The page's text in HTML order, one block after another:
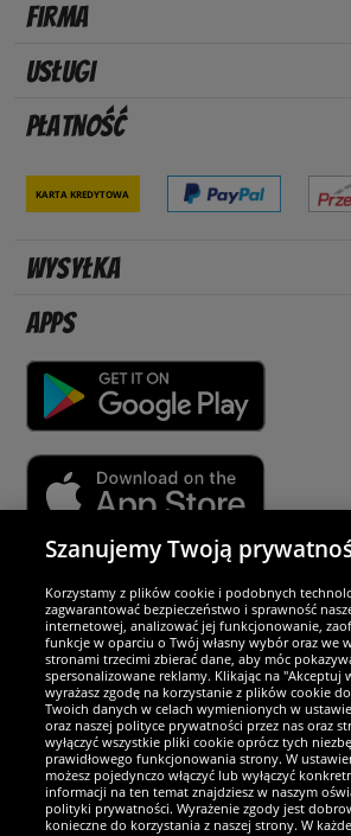
Firma
Usługi
Płatność
Karta kredytowa
Wysyłka
Apps
Partnerzy i bezpieczeństwo
Jesteśmy
Szanujemy Twoją
Korzystamy z plików cookie i podobnych
zagwarantować bezpieczeństwo i sprawność
internetowej, analizować jej funkcjonowanie,
funkcje w oparciu o Twój własny wybór oraz we
stronami trzecimi zbierać dane, aby móc
spersonalizowane reklamy. Klikając na "Akceptuj
wyrażasz zgodę na korzystanie z plików cookie
Twoich danych w celach wymienionych w
oraz naszej polityce prywatności przez nas oraz
wyłączyć wszystkie pliki cookie oprócz tych
prawidłowego funkcjonowania strony. W
możesz pojedynczo włączyć lub wyłączyć
informacji na ten temat znajdziesz w naszym
polityki prywatności. Wyrażenie zgody jest
konieczne do korzystania z naszej strony. W